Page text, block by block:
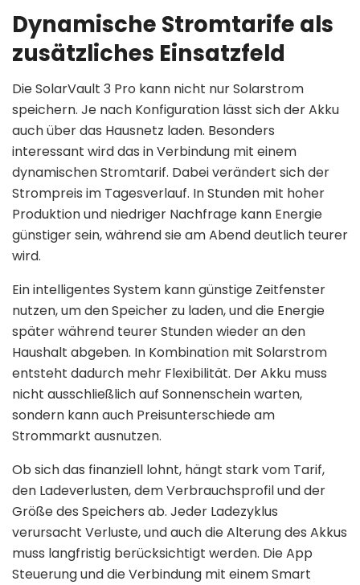
Dynamische Stromtarife als
zusätzliches Einsatzfeld
Die SolarVault 3 Pro kann nicht nur Solarstrom
speichern. Je nach Konfiguration lässt sich der Akku
auch über das Hausnetz laden. Besonders
interessant wird das in Verbindung mit einem
dynamischen Stromtarif. Dabei verändert sich der
Strompreis im Tagesverlauf. In Stunden mit hoher
Produktion und niedriger Nachfrage kann Energie
günstiger sein, während sie am Abend deutlich teurer
wird.
Ein intelligentes System kann günstige Zeitfenster
nutzen, um den Speicher zu laden, und die Energie
später während teurer Stunden wieder an den
Haushalt abgeben. In Kombination mit Solarstrom
entsteht dadurch mehr Flexibilität. Der Akku muss
nicht ausschließlich auf Sonnenschein warten,
sondern kann auch Preisunterschiede am
Strommarkt ausnutzen.
Ob sich das finanziell lohnt, hängt stark vom Tarif,
den Ladeverlusten, dem Verbrauchsprofil und der
Größe des Speichers ab. Jeder Ladezyklus
verursacht Verluste, und auch die Alterung des Akkus
muss langfristig berücksichtigt werden. Die App
Steuerung und die Verbindung mit einem Smart